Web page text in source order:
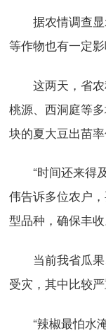
据农情调查显
等作物也有一定影
这两天，省农
桃源、西洞庭等
块的夏大豆出苗率
“时间还来得及
伟告诉多位农户
型品种，确保丰收
当前我省瓜果
受灾，其中比较严
“辣椒最怕水淹